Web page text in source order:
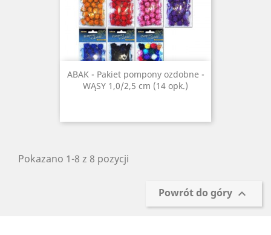
ABAK - Pakiet pompony ozdobne -
WĄSY 1,0/2,5 cm (14 opk.)
Pokazano 1-8 z 8 pozycji
Powrót do góry 